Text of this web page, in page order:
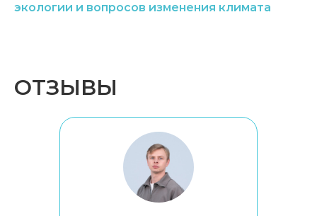
экологии и вопросов изменения климата
ОТЗЫВЫ